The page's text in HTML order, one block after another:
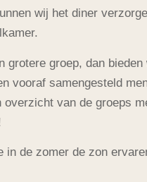
wij het diner
grotere groep, dan
vooraf samengesteld
van de groeps
in de zomer de zon